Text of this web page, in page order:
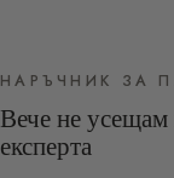
НАРЪЧНИК ЗА
Вече не
експерта